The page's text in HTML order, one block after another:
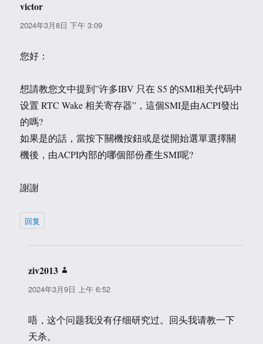
victor
道：
2024年3月8日 下午 3:09
您好：
想請教您文中提到”许多IBV 只在 S5 的SMI相关代码中
设置 RTC Wake 相关寄存器”，這個SMI是由ACPI發出
的嗎?
如果是的話，當按下關機按鈕或是從開始選單選擇關
機後，由ACPI內部的哪個部份產生SMI呢?
謝謝
回复
ziv2013
道：
2024年3月9日 上午 6:52
唔，这个问题我没有仔细研究过。回头我请教一下
天杀。